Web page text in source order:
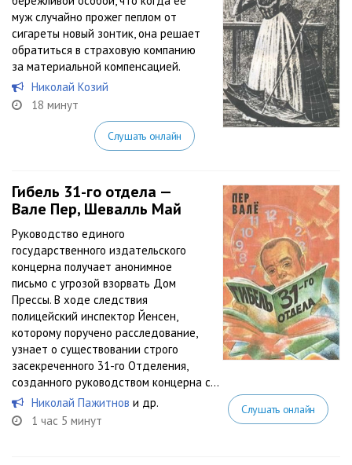
муж случайно прожег пеплом от
сигареты новый зонтик, она решает
обратиться в страховую компанию
за материальной компенсацией.
Николай Козий
18 минут
Слушать онлайн
Гибель 31-го отдела —
Вале Пер, Шевалль Май
Руководство единого
государственного издательского
концерна получает анонимное
письмо с угрозой взорвать Дом
Прессы. В ходе следствия
полицейский инспектор Йенсен,
которому поручено расследование,
узнает о существовании строго
засекреченного 31-го Отделения,
созданного руководством концерна с...
Николай Пажитнов и др.
1 час 5 минут
Слушать онлайн